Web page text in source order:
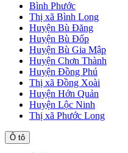
Bình Phước
Thị xã Bình Long
Huyện Bù Đăng
Huyện Bù Đốp
Huyện Bù Gia Mập
Huyện Chơn Thành
Huyện Đồng Phú
Thị xã Đồng Xoài
Huyện Hớn Quản
Huyện Lộc Ninh
Thị xã Phước Long
Ô tô